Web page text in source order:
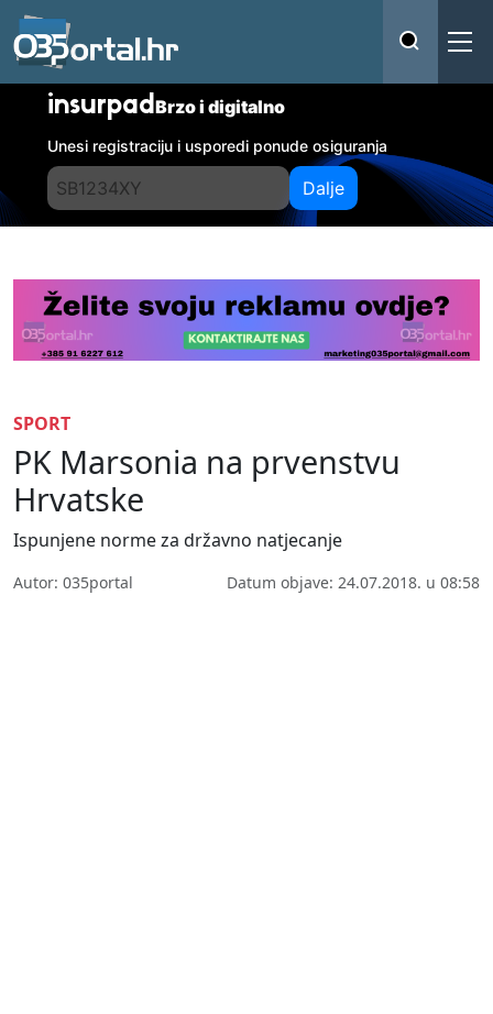
insurpadBrzo i digitalno
Unesi registraciju i usporedi ponude osiguranja
Dalje
SPORT
PK Marsonia na prvenstvu
Hrvatske
Ispunjene norme za državno natjecanje
Autor: 035portal Datum objave: 24.07.2018. u 08:58